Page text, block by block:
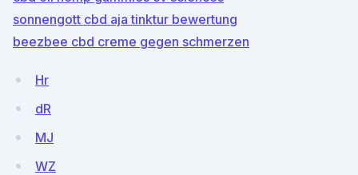
sonnengott cbd aja tinktur bewertung
beezbee cbd creme gegen schmerzen
Hr
dR
MJ
WZ